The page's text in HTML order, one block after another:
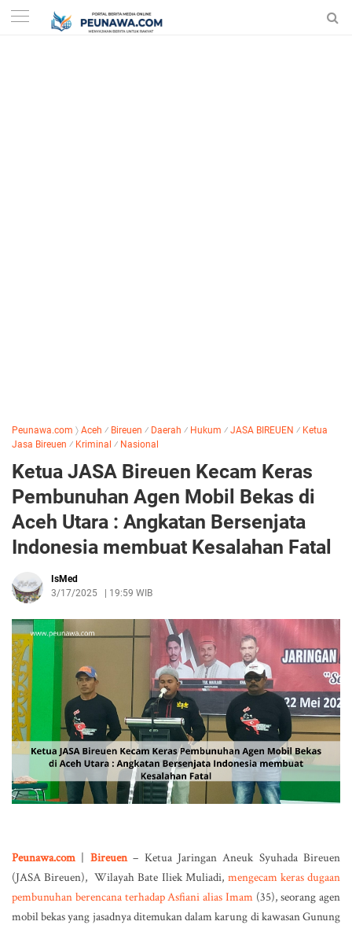
Peunawa.com 〉 Aceh ⁄ Bireuen ⁄ Daerah ⁄ Hukum ⁄ JASA BIREUEN ⁄ Ketua
Jasa Bireuen ⁄ Kriminal ⁄ Nasional
Ketua JASA Bireuen Kecam Keras
Pembunuhan Agen Mobil Bekas di
Aceh Utara : Angkatan Bersenjata
Indonesia membuat Kesalahan Fatal
IsMed
3/17/2025
19:59 WIB
Peunawa.com | Bireuen– Ketua Jaringan Aneuk Syuhada Bireuen
(JASA Bireuen), Wilayah Bate Iliek Muliadi, mengecam keras dugaan
pembunuhan berencana terhadap Asfiani alias Imam(35), seorang agen
mobil bekas yang jasadnya ditemukan dalam karung di kawasan Gunung